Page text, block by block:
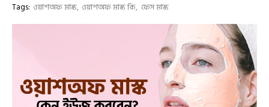
Tags: ওয়াশঅফ মাস্ক ওয়াশঅফ মাস্ক কি ফেস মাস্ক